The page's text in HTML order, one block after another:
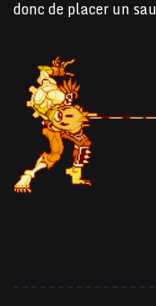
donc de placer un